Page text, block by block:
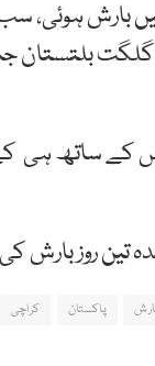
کے ساتھ ہی کے
روز بارش
پاکستان کراچی